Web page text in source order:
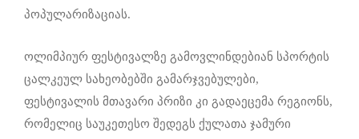
პოპულარიზაციას.
ოლიმპიურ ფესტივალზე გამოვლინდებიან სპორტის
ცალკეულ სახეობებში გამარჯვებულები,
ფესტივალის მთავარი პრიზი კი გადაეცემა რეგიონს,
რომელიც საუკეთესო შედეგს ქულათა ჯამური